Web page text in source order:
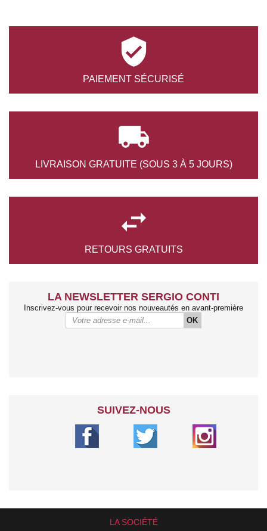

PAIEMENT SÉCURISÉ

LIVRAISON GRATUITE (SOUS 3 À 5 JOURS)

RETOURS GRATUITS
LA NEWSLETTER SERGIO CONTI
Inscrivez-vous pour recevoir nos nouveautés en avant-première
OK
SUIVEZ-NOUS
LA SOCIÉTÉ